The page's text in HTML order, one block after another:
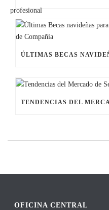
OFICINA CENTRAL